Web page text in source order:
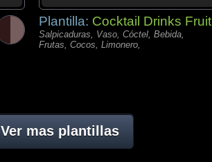
Plantilla: Cocktail Drinks Fruit
Salpicaduras, Vaso, Cóctel, Bebida,
Frutas, Cocos, Limonero,
Ver mas plantillas